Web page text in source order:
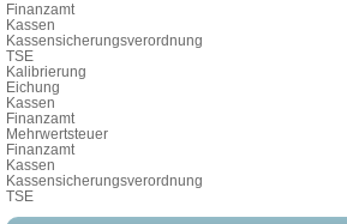
Finanzamt
Kassen
Kassensicherungsverordnung
TSE
Kalibrierung
Eichung
Kassen
Finanzamt
Mehrwertsteuer
Finanzamt
Kassen
Kassensicherungsverordnung
TSE